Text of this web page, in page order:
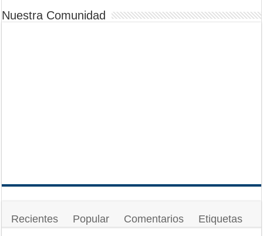
Nuestra Comunidad
Recientes Popular Comentarios Etiquetas